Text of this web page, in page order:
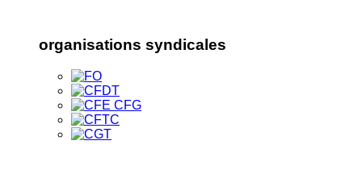
organisations syndicales